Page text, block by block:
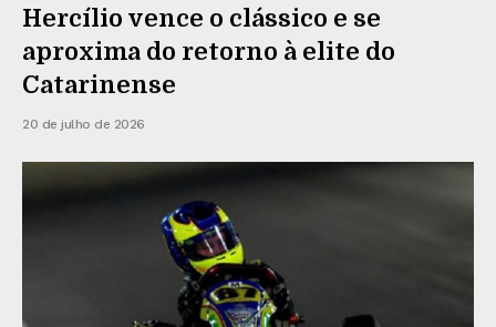
Hercílio vence o clássico e se
aproxima do retorno à elite do
Catarinense
20 de julho de 2026